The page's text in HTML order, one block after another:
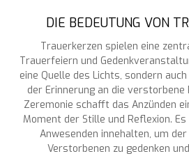
DIE BEDEUTUNG VON
Trauerkerzen spielen eine
Trauerfeiern und
eine Quelle des Lichts, sondern
der Erinnerung an die verstorbene
Zeremonie schafft das Anzünden
Moment der Stille und Reflexion.
Anwesenden innehalten, um
Verstorbenen zu gedenken